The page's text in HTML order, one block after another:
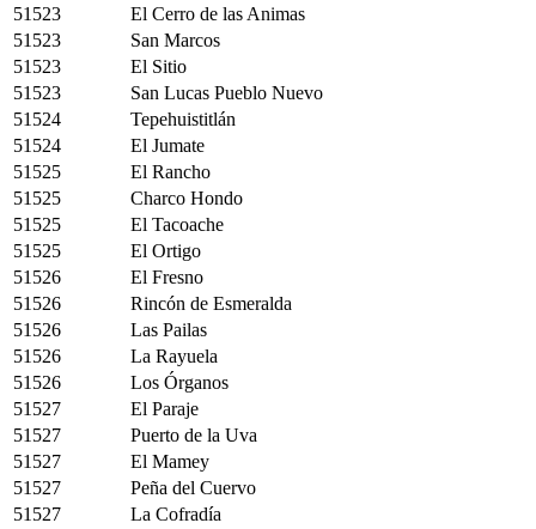
51523
El Cerro de las Animas
51523
San Marcos
51523
El Sitio
51523
San Lucas Pueblo Nuevo
51524
Tepehuistitlán
51524
El Jumate
51525
El Rancho
51525
Charco Hondo
51525
El Tacoache
51525
El Ortigo
51526
El Fresno
51526
Rincón de Esmeralda
51526
Las Pailas
51526
La Rayuela
51526
Los Órganos
51527
El Paraje
51527
Puerto de la Uva
51527
El Mamey
51527
Peña del Cuervo
51527
La Cofradía